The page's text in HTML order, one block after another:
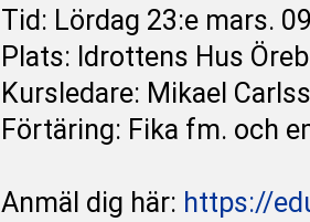
Tid: Lördag 23:e mars.
Plats: Idrottens Hus
Kursledare: Mikael
Förtäring: Fika fm. och
Anmäl dig här: https://